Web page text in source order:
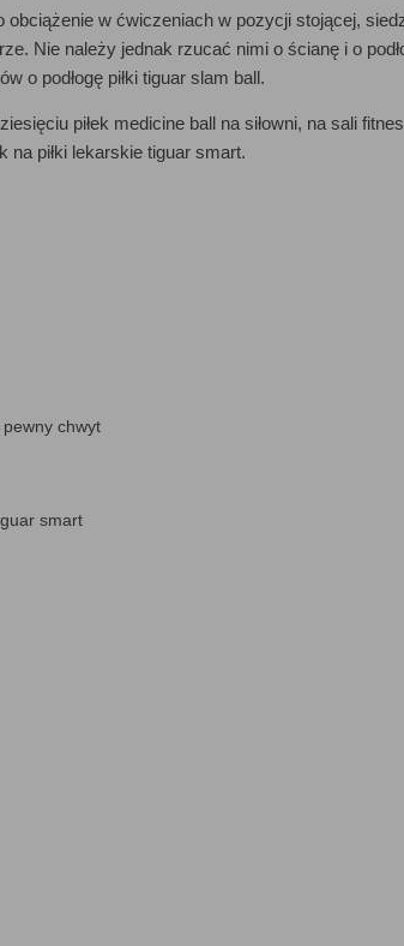
obciążenie w ćwiczeniach w pozycji stojącej,
Nie należy jednak rzucać nimi o ścianę i o
o podłogę piłki tiguar slam ball.
piłek medicine ball na siłowni, na sali
na piłki lekarskie tiguar smart.
chwyt
smart